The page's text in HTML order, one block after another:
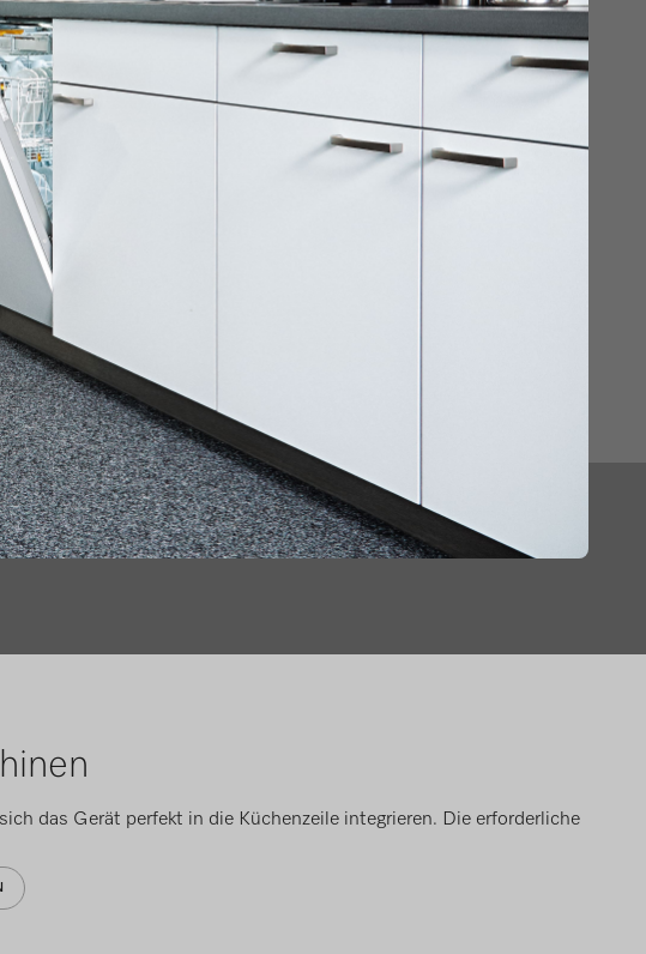
das Gerät perfekt in die Küchenzeile integrieren. Die erforderliche